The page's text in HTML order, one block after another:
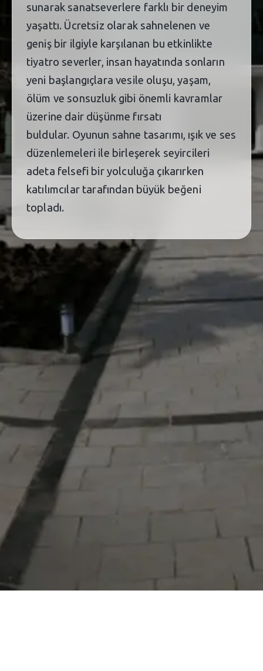
sunarak sanatseverlere farklı bir deneyim
yaşattı. Ücretsiz olarak sahnelenen ve
geniş bir ilgiyle karşılanan bu etkinlikte
tiyatro severler, insan hayatında sonların
yeni başlangıçlara vesile oluşu, yaşam,
ölüm ve sonsuzluk gibi önemli kavramlar
üzerine dair düşünme fırsatı
buldular. Oyunun sahne tasarımı, ışık ve ses
düzenlemeleri ile birleşerek seyircileri
adeta felsefi bir yolculuğa çıkarırken
katılımcılar tarafından büyük beğeni
topladı.